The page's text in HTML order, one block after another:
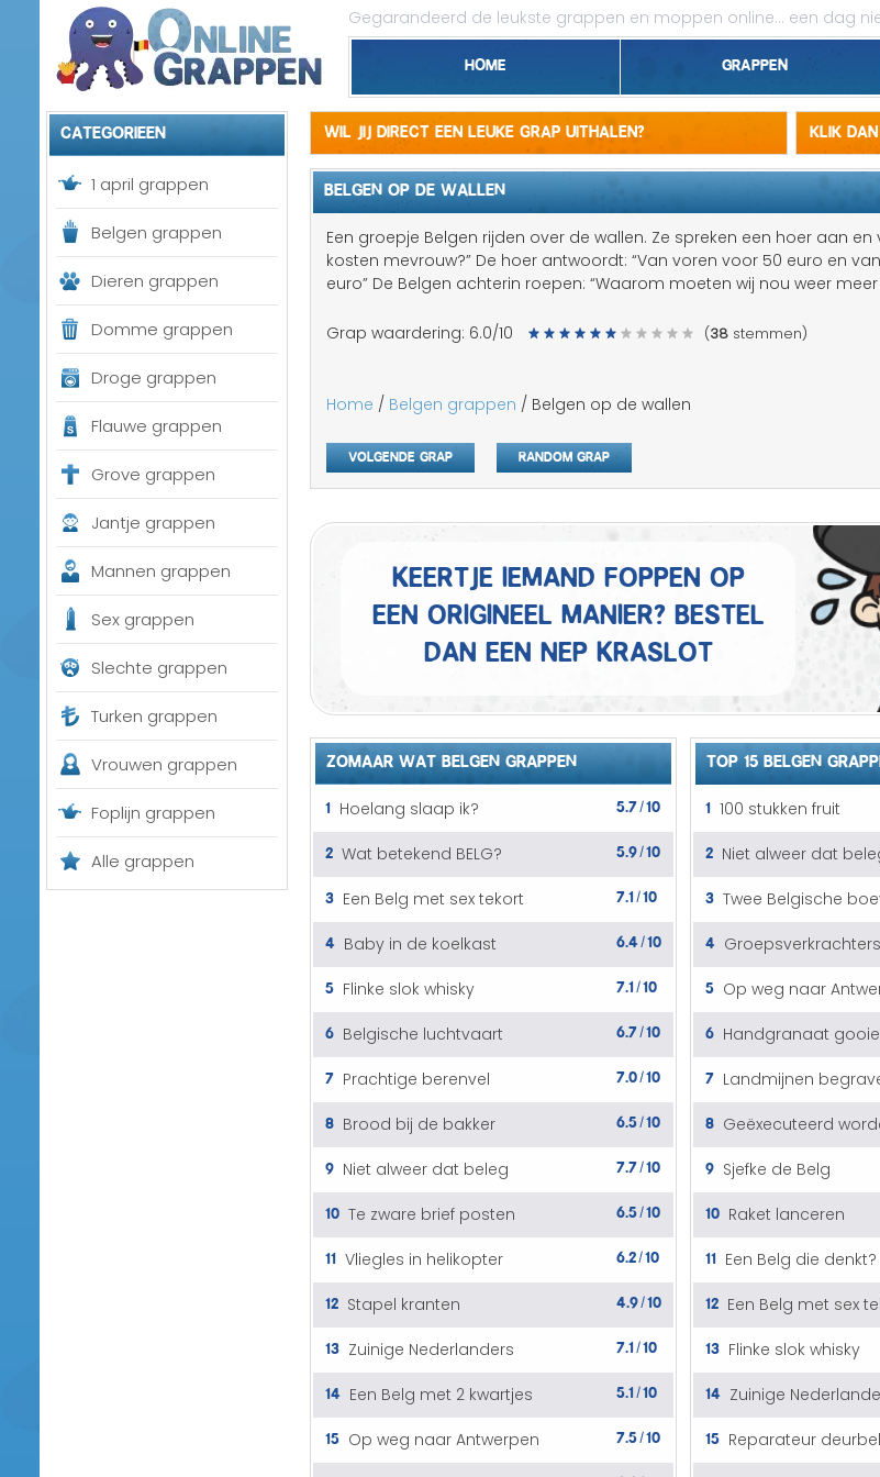
Gegarandeerd de leukste grappen en moppen online... een dag
Home Grappen
Belgen grappen
Domme grappen
Grove grappen
Slechte grappen
Turken grappen
Vrouwen grappen
Categorieen
1 april grappen
Belgen grappen
Dieren grappen
Domme grappen
Droge grappen
Flauwe grappen
Grove grappen
Jantje grappen
Mannen grappen
Sex grappen
Slechte grappen
Turken grappen
Vrouwen grappen
Foplijn grappen
Alle grappen
Wil jij direct een leuke grap uithalen? Klik
BELGEN OP DE WALLEN
Een groepje Belgen rijden over de wallen. Ze spreken een hoer aan en
kosten mevrouw?” De hoer antwoordt: “Van voren voor 50 euro en
euro” De Belgen achterin roepen: “Waarom moeten wij nou weer
Grap waardering: 6.0/10 (38 stemmen)
Home / Belgen grappen / Belgen op de wallen
Volgende grap Random grap
Keertje iemand foppen op
een origineel manier? Bestel
dan een nep kraslot
ZOMAAR WAT BELGEN GRAPPEN
1 Hoelang slaap ik? 5.7/10
2 Wat betekend BELG? 5.9/10
3 Een Belg met sex tekort 7.1/10
4 Baby in de koelkast 6.4/10
5 Flinke slok whisky 7.1/10
6 Belgische luchtvaart 6.7/10
7 Prachtige berenvel 7.0/10
8 Brood bij de bakker 6.5/10
9 Niet alweer dat beleg 7.7/10
10 Te zware brief posten 6.5/10
11 Vliegles in helikopter 6.2/10
12 Stapel kranten 4.9/10
13 Zuinige Nederlanders 7.1/10
14 Een Belg met 2 kwartjes 5.1/10
15 Op weg naar Antwerpen 7.5/10
TOP 15 BELGEN
1 100 stukken fruit
2 Niet alweer dat
3 Twee Belgische
4 Groepsverkrachters
5 Op weg naar
6 Handgranaat
7 Landmijnen
8 Geëxecuteerd
9 Sjefke de Belg
10 Raket lanceren
11 Een Belg die denkt?
12 Een Belg met sex
13 Flinke slok whisky
14 Zuinige
15 Reparateur